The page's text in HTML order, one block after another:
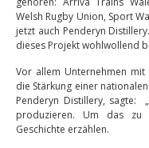
Welsh Rugby Union, Sport
jetzt auch Penderyn
dieses Projekt wohlwollend
Vor allem Unternehmen mit
die Stärkung einer
Penderyn Distillery, sagte:
produzieren. Um das zu
Geschichte erzählen.